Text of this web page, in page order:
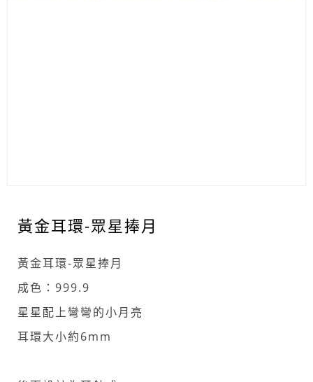
黃金耳環-眾星捧月
黃金耳環-眾星捧月
成色：999.9
星星配上彎彎的小月亮
耳環大小約6mm